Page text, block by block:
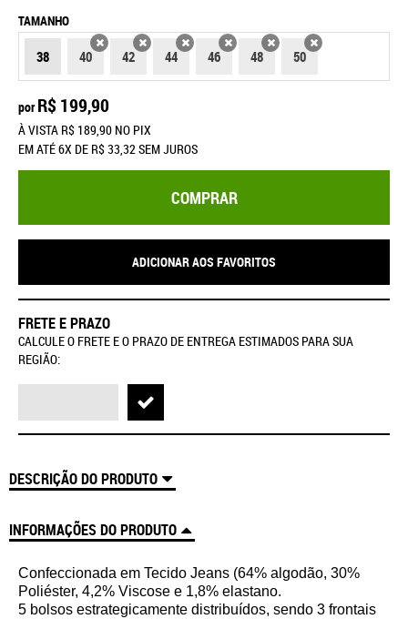
TAMANHO
38 40X 42X 44X 46X 48X 50X
por R$ 199,90
À VISTA R$ 189,90 NO PIX
EM ATÉ6X DE R$ 33,32SEM JUROS
COMPRAR
ADICIONAR AOS FAVORITOS
FRETE E PRAZO
CALCULE O FRETE E O PRAZO DE ENTREGA ESTIMADOS PARA SUA
REGIÃO:
DESCRIÇÃO DO PRODUTO
INFORMAÇÕES DO PRODUTO
Confeccionada em Tecido Jeans (64% algodão, 30%
Poliéster, 4,2% Viscose e 1,8% elastano.
5 bolsos estrategicamente distribuídos, sendo 3 frontais